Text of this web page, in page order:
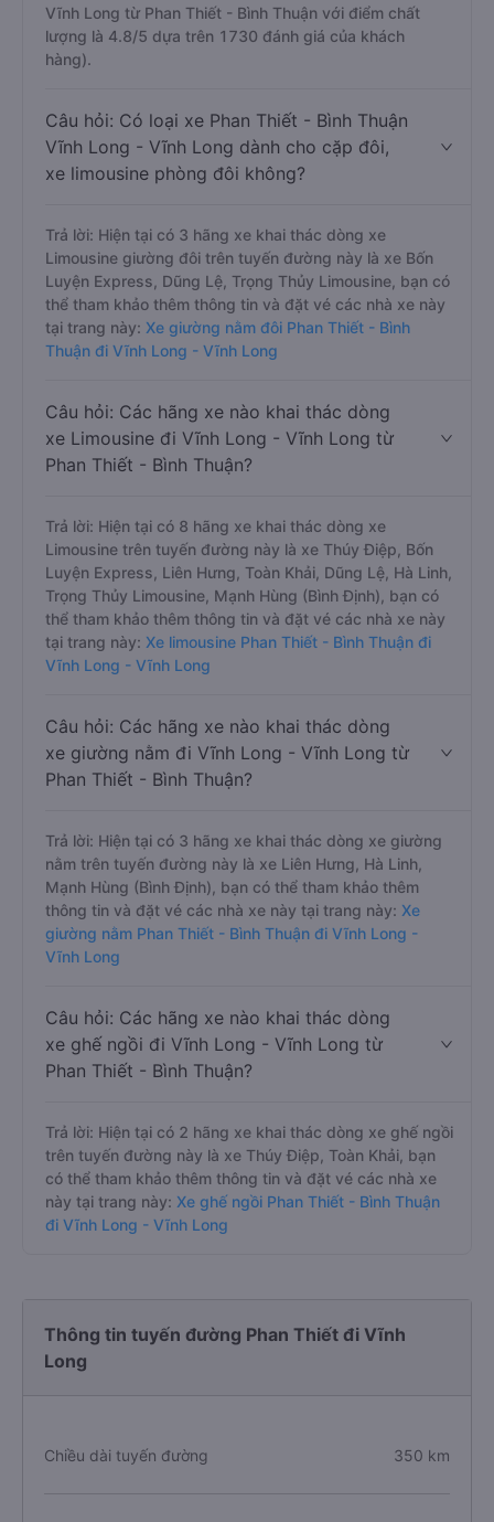
Vĩnh Long từ Phan Thiết - Bình Thuận với điểm chất
lượng là 4.8/5 dựa trên 1730 đánh giá của khách
hàng).
Câu hỏi: Có loại xe Phan Thiết - Bình Thuận
Vĩnh Long - Vĩnh Long dành cho cặp đôi,
xe limousine phòng đôi không?
Trả lời: Hiện tại có 3 hãng xe khai thác dòng xe
Limousine giường đôi trên tuyến đường này là xe Bốn
Luyện Express, Dũng Lệ, Trọng Thủy Limousine, bạn có
thể tham khảo thêm thông tin và đặt vé các nhà xe này
tại trang này: Xe giường nằm đôi Phan Thiết - Bình
Thuận đi Vĩnh Long - Vĩnh Long
Câu hỏi: Các hãng xe nào khai thác dòng
xe Limousine đi Vĩnh Long - Vĩnh Long từ
Phan Thiết - Bình Thuận?
Trả lời: Hiện tại có 8 hãng xe khai thác dòng xe
Limousine trên tuyến đường này là xe Thúy Điệp, Bốn
Luyện Express, Liên Hưng, Toàn Khải, Dũng Lệ, Hà Linh,
Trọng Thủy Limousine, Mạnh Hùng (Bình Định), bạn có
thể tham khảo thêm thông tin và đặt vé các nhà xe này
tại trang này: Xe limousine Phan Thiết - Bình Thuận đi
Vĩnh Long - Vĩnh Long
Câu hỏi: Các hãng xe nào khai thác dòng
xe giường nằm đi Vĩnh Long - Vĩnh Long từ
Phan Thiết - Bình Thuận?
Trả lời: Hiện tại có 3 hãng xe khai thác dòng xe giường
nằm trên tuyến đường này là xe Liên Hưng, Hà Linh,
Mạnh Hùng (Bình Định), bạn có thể tham khảo thêm
thông tin và đặt vé các nhà xe này tại trang này: Xe
giường nằm Phan Thiết - Bình Thuận đi Vĩnh Long -
Vĩnh Long
Câu hỏi: Các hãng xe nào khai thác dòng
xe ghế ngồi đi Vĩnh Long - Vĩnh Long từ
Phan Thiết - Bình Thuận?
Trả lời: Hiện tại có 2 hãng xe khai thác dòng xe ghế ngồi
trên tuyến đường này là xe Thúy Điệp, Toàn Khải, bạn
có thể tham khảo thêm thông tin và đặt vé các nhà xe
này tại trang này: Xe ghế ngồi Phan Thiết - Bình Thuận
đi Vĩnh Long - Vĩnh Long
Thông tin tuyến đường Phan Thiết đi Vĩnh
Long
Chiều dài tuyến đường 350 km